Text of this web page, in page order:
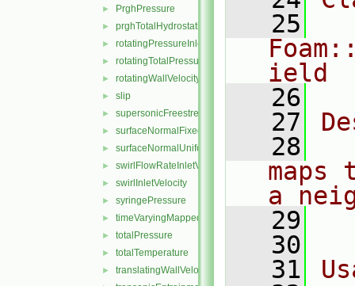
► PrghPressure
► prghTotalHydrostaticPressure
► rotatingPressureInletOutletVelocity
► rotatingTotalPressure
► rotatingWallVelocity
► slip
► supersonicFreestream
► surfaceNormalFixedValue
► surfaceNormalUniformFixedValue
► swirlFlowRateInletVelocity
► swirlInletVelocity
► syringePressure
► timeVaryingMappedFixedValue
► totalPressure
► totalTemperature
► translatingWallVelocity
   25
ield
   26
   27
   28
a
   29
   30
   31